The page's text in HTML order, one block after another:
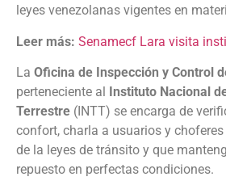
leyes venezolanas vigentes en
Leer más: Senamecf Lara visita
La Oficina de Inspección y Control
perteneciente al
Instituto Nacional
Terrestre (INTT) se encarga de
confort, charla a usuarios y
de la leyes de tránsito y que
repuesto en perfectas condiciones.